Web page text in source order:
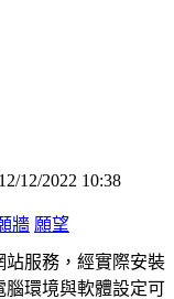
12/2022 10:38
牆 願望
站服務，經實際安裝
腦環境與軟體設定可